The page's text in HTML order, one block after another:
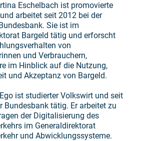
Eschelbach ist promovierte
arbeitet seit 2012 bei der
Sie ist im
Bargeld tätig und erforscht
von
und Verbrauchern,
im Hinblick auf die Nutzung,
und Akzeptanz von Bargeld.
ist studierter Volkswirt und seit
Bundesbank tätig. Er arbeitet zu
der Digitalisierung des
im Generaldirektorat
und Abwicklungssysteme.